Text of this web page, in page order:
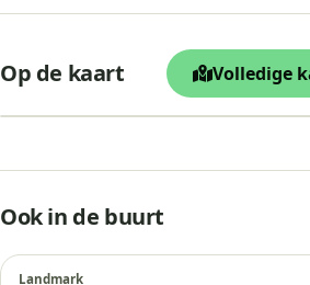
Op de kaart Volledige
Hunebed
−
Ook in de buurt
Landmark